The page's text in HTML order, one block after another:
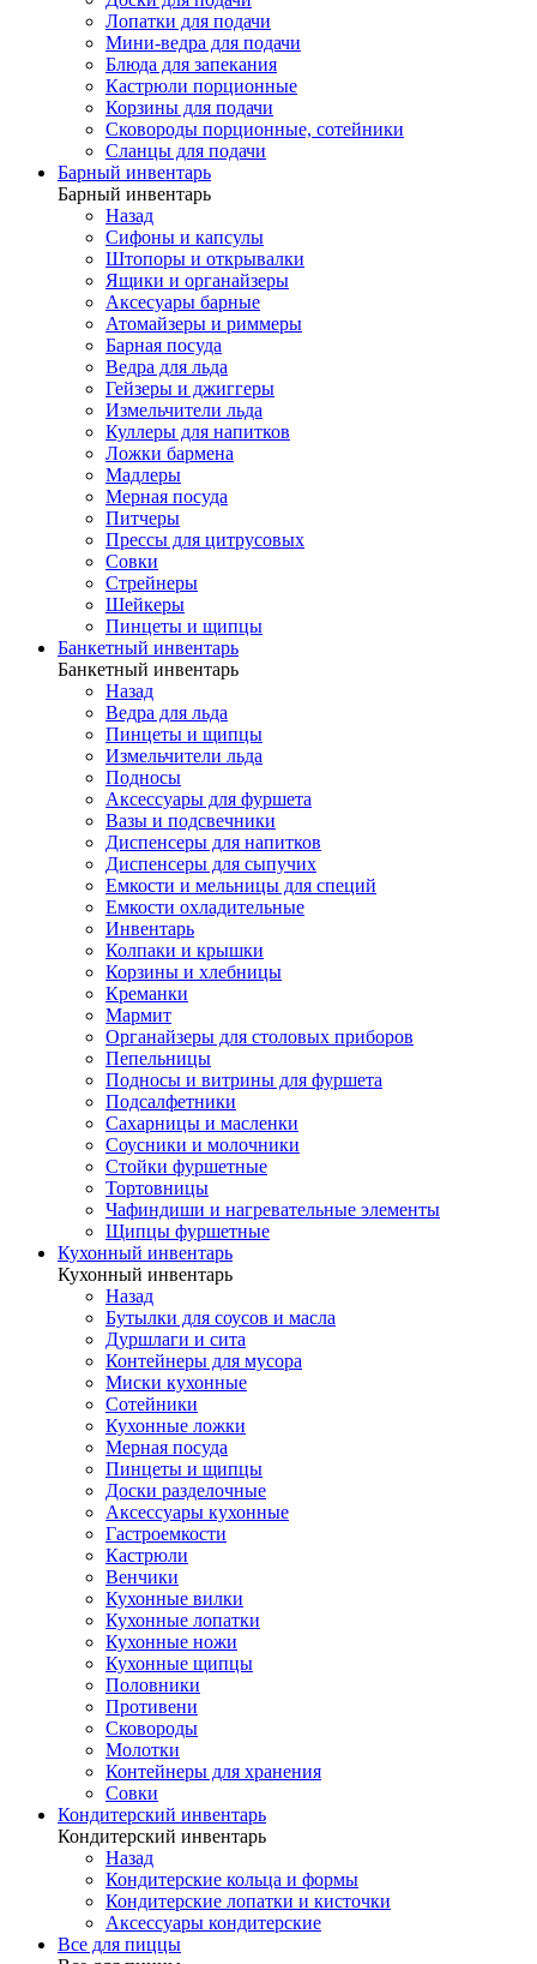
Лопатки для подачи
Мини-ведра для подачи
Блюда для запекания
Кастрюли порционные
Корзины для подачи
Сковороды порционные, сотейники
Сланцы для подачи
Барный инвентарь
Барный инвентарь
Назад
Сифоны и капсулы
Штопоры и открывалки
Ящики и органайзеры
Аксесуары барные
Атомайзеры и риммеры
Барная посуда
Ведра для льда
Гейзеры и джиггеры
Измельчители льда
Куллеры для напитков
Ложки бармена
Мадлеры
Мерная посуда
Питчеры
Прессы для цитрусовых
Совки
Стрейнеры
Шейкеры
Пинцеты и щипцы
Банкетный инвентарь
Банкетный инвентарь
Назад
Ведра для льда
Пинцеты и щипцы
Измельчители льда
Подносы
Аксессуары для фуршета
Вазы и подсвечники
Диспенсеры для напитков
Диспенсеры для сыпучих
Емкости и мельницы для специй
Емкости охладительные
Инвентарь
Колпаки и крышки
Корзины и хлебницы
Креманки
Мармит
Органайзеры для столовых приборов
Пепельницы
Подносы и витрины для фуршета
Подсалфетники
Сахарницы и масленки
Соусники и молочники
Стойки фуршетные
Тортовницы
Чафиндиши и нагревательные элементы
Щипцы фуршетные
Кухонный инвентарь
Кухонный инвентарь
Назад
Бутылки для соусов и масла
Дуршлаги и сита
Контейнеры для мусора
Миски кухонные
Сотейники
Кухонные ложки
Мерная посуда
Пинцеты и щипцы
Доски разделочные
Аксессуары кухонные
Гастроемкости
Кастрюли
Венчики
Кухонные вилки
Кухонные лопатки
Кухонные ножи
Кухонные щипцы
Половники
Противени
Сковороды
Молотки
Контейнеры для хранения
Совки
Кондитерский инвентарь
Кондитерский инвентарь
Назад
Кондитерские кольца и формы
Кондитерские лопатки и кисточки
Аксессуары кондитерские
Все для пиццы